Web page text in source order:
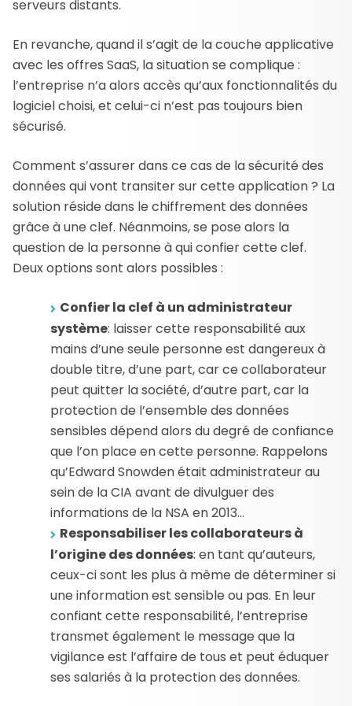
serveurs distants.
En revanche, quand il s’agit de la couche applicative
avec les offres SaaS, la situation se complique :
l’entreprise n’a alors accès qu’aux fonctionnalités du
logiciel choisi, et celui-ci n’est pas toujours bien
sécurisé.
Comment s’assurer dans ce cas de la sécurité des
données qui vont transiter sur cette application ? La
solution réside dans le chiffrement des données
grâce à une clef. Néanmoins, se pose alors la
question de la personne à qui confier cette clef.
Deux options sont alors possibles :
Confier la clef à un administrateur
système: laisser cette responsabilité aux
mains d’une seule personne est dangereux à
double titre, d’une part, car ce collaborateur
peut quitter la société, d’autre part, car la
protection de l’ensemble des données
sensibles dépend alors du degré de confiance
que l’on place en cette personne. Rappelons
qu’Edward Snowden était administrateur au
sein de la CIA avant de divulguer des
informations de la NSA en 2013…
Responsabiliser les collaborateurs à
l’origine des données: en tant qu’auteurs,
ceux-ci sont les plus à même de déterminer si
une information est sensible ou pas. En leur
confiant cette responsabilité, l’entreprise
transmet également le message que la
vigilance est l’affaire de tous et peut éduquer
ses salariés à la protection des données.